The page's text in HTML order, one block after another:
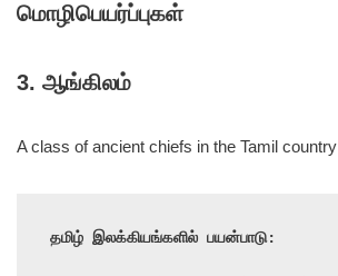
மொழிபெயர்ப்புகள்
3. ஆங்கிலம்
A class of ancient chiefs in the Tamil country
தமிழ் இலக்கியங்களில் பயன்பாடு: